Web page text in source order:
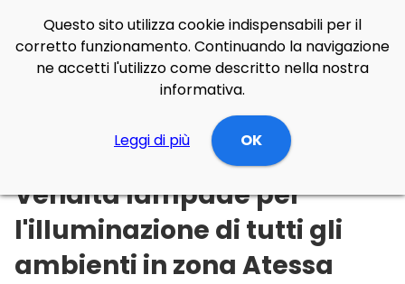
Illuminazione Online Abruzzo Chieti
Vendita lampade per
l'illuminazione di tutti gli
ambienti in zona Atessa
Questo sito utilizza cookie indispensabili per il
corretto funzionamento. Continuando la navigazione
ne accetti l'utilizzo come descritto nella nostra
informativa.
Leggi di più OK